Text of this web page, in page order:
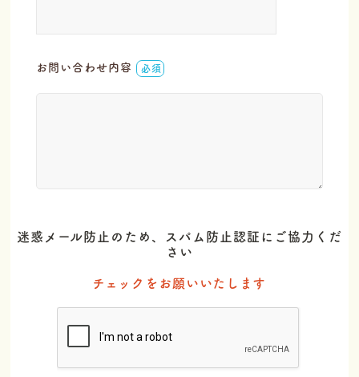
お問い合わせ内容 必須
迷惑メール防止のため、スパム防止認証にご協力くだ
さい
チェックをお願いいたします